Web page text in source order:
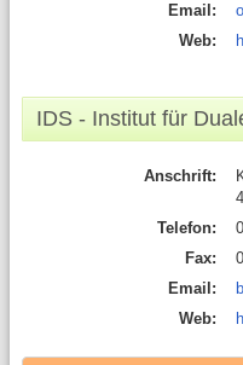
Email:
Web:
IDS - Institut für
Anschrift:
Telefon:
Fax:
Email:
Web: